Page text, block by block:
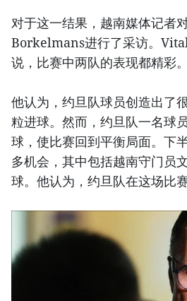
对于这一结果，越南媒体记者
Borkelmans进行了采访。
说，比赛中两队的表现都精彩。
他认为，约旦队球员创造出了
粒进球。然而，约旦队一名球
球，使比赛回到平衡局面。下
多机会，其中包括越南守门员
球。他认为，约旦队在这场比